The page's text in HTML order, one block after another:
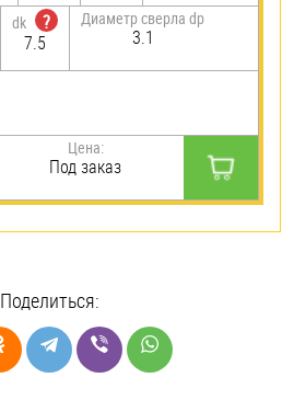
dk
?
7.5
Диаметр сверла dp
3.1
Цена:
Под заказ
Поделиться: